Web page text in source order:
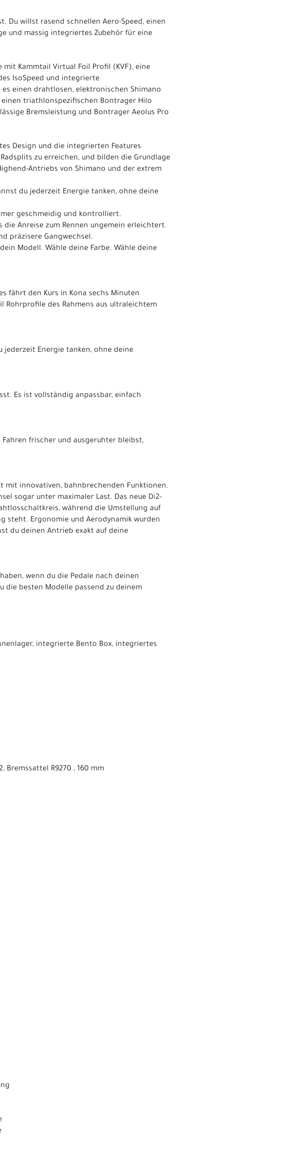
Du willst rasend schnellen Aero-Speed, einen
und massig integriertes Zubehör für eine
mit Kammtail Virtual Foil Profil (KVF), eine
IsoSpeed und integrierte
einen drahtlosen, elektronischen Shimano
triathlonspezifischen Bontrager Hilo
Bremsleistung und Bontrager Aeolus Pro
Design und die integrierten Features
zu erreichen, und bilden die Grundlage
Antriebs von Shimano und der extrem
du jederzeit Energie tanken, ohne deine
geschmeidig und kontrolliert.
die Anreise zum Rennen ungemein erleichtert.
präzisere Gangwechsel.
Modell. Wähle deine Farbe. Wähle deine
fährt den Kurs in Kona sechs Minuten
Rohrprofile des Rahmens aus ultraleichtem
jederzeit Energie tanken, ohne deine
Es ist vollständig anpassbar, einfach
frischer und ausgeruhter bleibst,
mit innovativen, bahnbrechenden Funktionen.
sogar unter maximaler Last. Das neue Di2-
während die Umstellung auf
steht. Ergonomie und Aerodynamik wurden
du deinen Antrieb exakt auf deine
wenn du die Pedale nach deinen
besten Modelle passend zu deinem
integrierte Bento Box, integriertes
Bremssattel R9270 , 160 mm